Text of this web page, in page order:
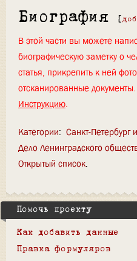
Биография [
В этой части вы можете
биографическую заметку о
статья, прикрепить к ней
отсканированные
Инструкцию.
Категории: Санкт-Петербург
Дело Ленинградского
Открытый список
Помочь проекту
Как добавить данные
Правка формуляров